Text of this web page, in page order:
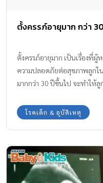
ตั้งครรภ์อายุมาก กว่า
ตั้งครรภ์อายุมาก เป็นเรื่องที่
ความปลอดภัยต่อสุขภาพลูกใ
มากกว่า 30 ปีขึ้นไป จะทำให้
ทีมงาน Amarin Baby &
อายุมากแล้ว มาฝากค่ะ
โรคเด็ก & อุบัติเหตุ